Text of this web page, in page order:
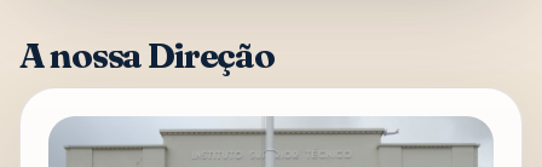
A nossa Direção